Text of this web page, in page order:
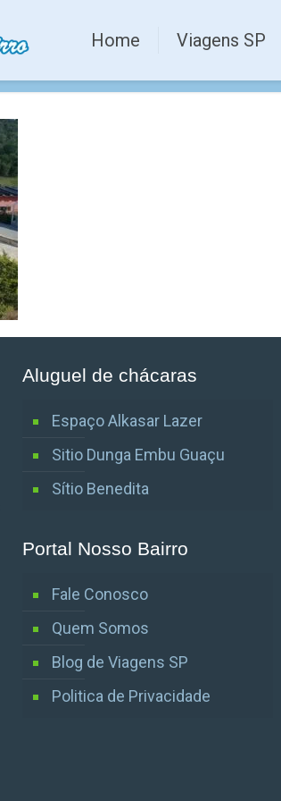
Home Viagens SP
Aluguel de chácaras
Espaço Alkasar Lazer
Sitio Dunga Embu Guaçu
Sítio Benedita
Portal Nosso Bairro
Fale Conosco
Quem Somos
Blog de Viagens SP
Politica de Privacidade